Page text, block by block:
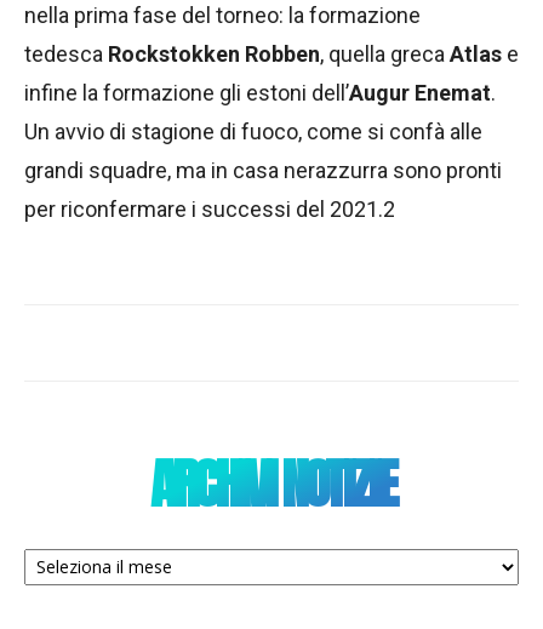
nella prima fase del torneo: la formazione
tedesca Rockstokken Robben, quella greca Atlas e
infine la formazione gli estoni dell’Augur Enemat.
Un avvio di stagione di fuoco, come si confà alle
grandi squadre, ma in casa nerazzurra sono pronti
per riconfermare i successi del 2021.2
ARCHIVI NOTIZIE
Archivi
notizie